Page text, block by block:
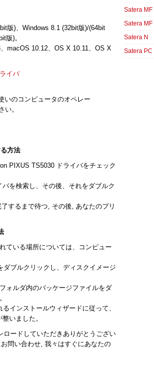
版)、Windows 8.1 (32bit版)/(64bit
版)。
macOS 10.12、OS X 10.11、OS X
イバ
いのコンピュータのオペレー
い。
方法
PIXUS TS5030 ドライバをチェック
を検索し、その後、それをダブルク
するまで待つ, その後, あなたのプリ
ている場所については、コンピュー
ブルクリックし、ディスクイメージ
ォルダ内のパッケージファイルをダ
インストールウィザードに従って、
いました。
ードしていただきありがとうござい
問い合わせ, 我々はすぐにあなたの
Satera MF
Satera MF
Satera N
Satera PC